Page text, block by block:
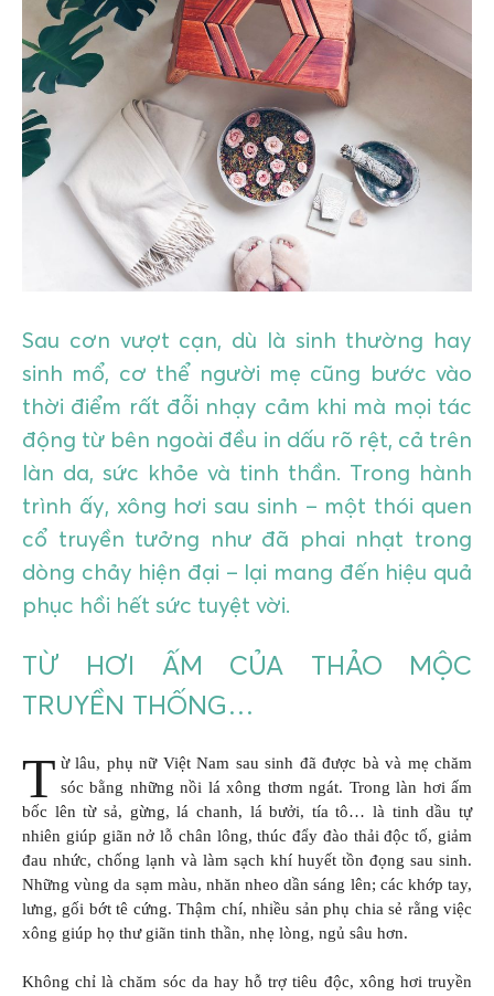
GIÁO DỤC
KỲ NGHỈ & ĐIỂM ĐẾN
QUÀ TẶNG & SỰ KIỆN
LIÊN HỆ
Sau cơn vượt cạn, dù là sinh thường hay
sinh mổ, cơ thể người mẹ cũng bước vào
thời điểm rất đỗi nhạy cảm khi mà mọi tác
động từ bên ngoài đều in dấu rõ rệt, cả trên
làn da, sức khỏe và tinh thần. Trong hành
trình ấy, xông hơi sau sinh – một thói quen
cổ truyền tưởng như đã phai nhạt trong
dòng chảy hiện đại – lại mang đến hiệu quả
phục hồi hết sức tuyệt vời.
TỪ HƠI ẤM CỦA THẢO MỘC
TRUYỀN THỐNG…
T ừ lâu, phụ nữ Việt Nam sau sinh đã được bà và mẹ chăm
sóc bằng những nồi lá xông thơm ngát. Trong làn hơi ấm
bốc lên từ sả, gừng, lá chanh, lá bưởi, tía tô… là tinh dầu tự
nhiên giúp giãn nở lỗ chân lông, thúc đẩy đào thải độc tố, giảm
đau nhức, chống lạnh và làm sạch khí huyết tồn đọng sau sinh.
Những vùng da sạm màu, nhăn nheo dần sáng lên; các khớp tay,
lưng, gối bớt tê cứng. Thậm chí, nhiều sản phụ chia sẻ rằng việc
xông giúp họ thư giãn tinh thần, nhẹ lòng, ngủ sâu hơn.
Không chỉ là chăm sóc da hay hỗ trợ tiêu độc, xông hơi truyền